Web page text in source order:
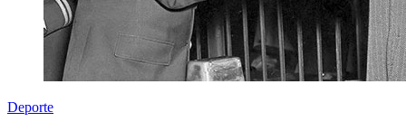
Deporte